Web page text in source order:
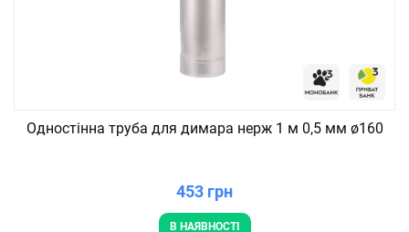
Одностінна труба для димара нерж 1 м 0,5 мм ø160
453 грн
В НАЯВНОСТІ